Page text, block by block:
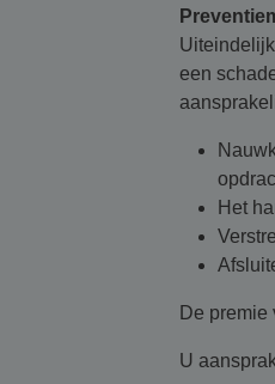
een
Het
De premie
U